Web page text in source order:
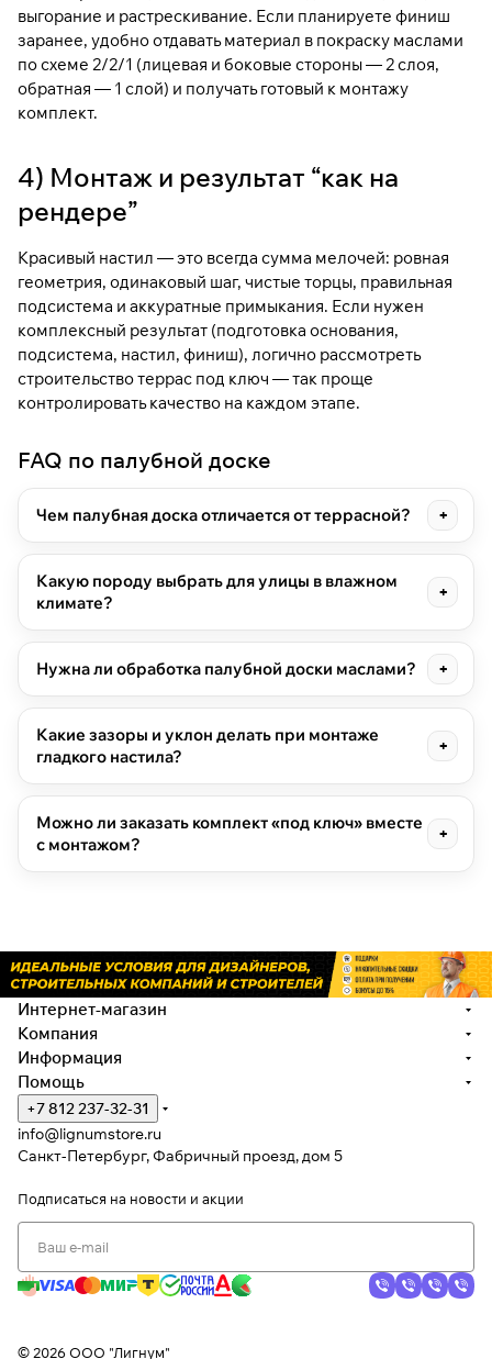
выгорание и растрескивание. Если планируете финиш
заранее, удобно отдавать материал в покраску маслами
по схеме 2/2/1 (лицевая и боковые стороны — 2 слоя,
обратная — 1 слой) и получать готовый к монтажу
комплект.
4) Монтаж и результат “как на
рендере”
Красивый настил — это всегда сумма мелочей: ровная
геометрия, одинаковый шаг, чистые торцы, правильная
подсистема и аккуратные примыкания. Если нужен
комплексный результат (подготовка основания,
подсистема, настил, финиш), логично рассмотреть
строительство террас под ключ — так проще
контролировать качество на каждом этапе.
FAQ по палубной доске
Чем палубная доска отличается от террасной?
Какую породу выбрать для улицы в влажном
климате?
Нужна ли обработка палубной доски маслами?
Какие зазоры и уклон делать при монтаже
гладкого настила?
Можно ли заказать комплект «под ключ» вместе
с монтажом?
Интернет-магазин
Компания
Информация
Помощь
+7 812 237-32-31
info@lignumstore.ru
Санкт-Петербург, Фабричный проезд, дом 5
Подписаться на новости и акции
© 2026 ООО "Лигнум"